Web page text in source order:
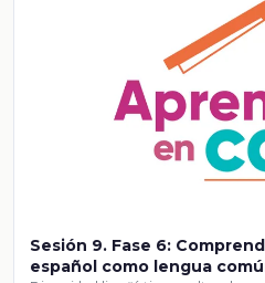
Sesión 9. Fase 6:
español como lengua